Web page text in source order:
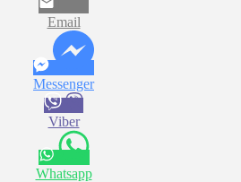
Email
Messenger
Viber
Whatsapp